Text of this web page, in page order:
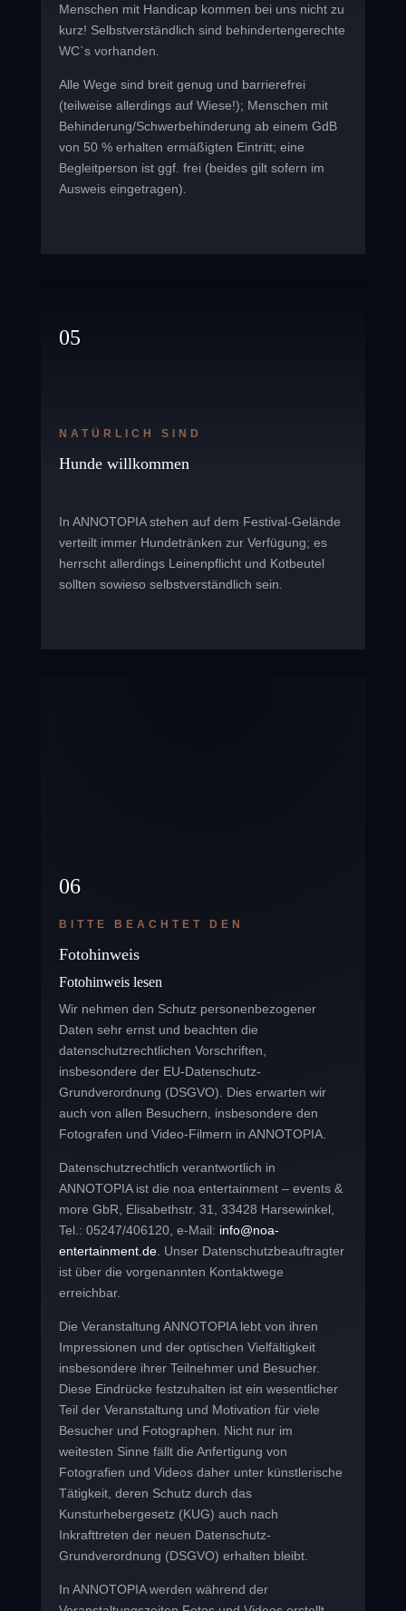
Menschen mit Handicap kommen bei uns nicht zu
kurz! Selbstverständlich sind behindertengerechte
WC`s vorhanden.
Alle Wege sind breit genug und barrierefrei
(teilweise allerdings auf Wiese!); Menschen mit
Behinderung/Schwerbehinderung ab einem GdB
von 50 % erhalten ermäßigten Eintritt; eine
Begleitperson ist ggf. frei (beides gilt sofern im
Ausweis eingetragen).
05
NATÜRLICH SIND
Hunde willkommen
In ANNOTOPIA stehen auf dem Festival-Gelände
verteilt immer Hundetränken zur Verfügung; es
herrscht allerdings Leinenpflicht und Kotbeutel
sollten sowieso selbstverständlich sein.
06
BITTE BEACHTET DEN
Fotohinweis
Fotohinweis lesen
Wir nehmen den Schutz personenbezogener
Daten sehr ernst und beachten die
datenschutzrechtlichen Vorschriften,
insbesondere der EU-Datenschutz-
Grundverordnung (DSGVO). Dies erwarten wir
auch von allen Besuchern, insbesondere den
Fotografen und Video-Filmern in ANNOTOPIA.
Datenschutzrechtlich verantwortlich in
ANNOTOPIA ist die noa entertainment – events &
more GbR, Elisabethstr. 31, 33428 Harsewinkel,
Tel.: 05247/406120, e-Mail: info@noa-
entertainment.de. Unser Datenschutzbeauftragter
ist über die vorgenannten Kontaktwege
erreichbar.
Die Veranstaltung ANNOTOPIA lebt von ihren
Impressionen und der optischen Vielfältigkeit
insbesondere ihrer Teilnehmer und Besucher.
Diese Eindrücke festzuhalten ist ein wesentlicher
Teil der Veranstaltung und Motivation für viele
Besucher und Fotographen. Nicht nur im
weitesten Sinne fällt die Anfertigung von
Fotografien und Videos daher unter künstlerische
Tätigkeit, deren Schutz durch das
Kunsturhebergesetz (KUG) auch nach
Inkrafttreten der neuen Datenschutz-
Grundverordnung (DSGVO) erhalten bleibt.
In ANNOTOPIA werden während der